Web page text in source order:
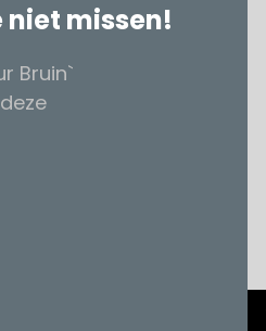
niet missen!
Bruin`